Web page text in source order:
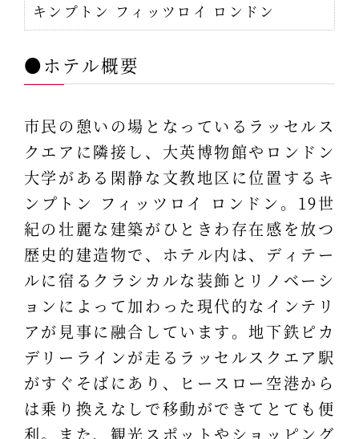
キンプトン フィッツロイ ロンドン
●ホテル概要
市民の憩いの場となっているラッセルス
クエアに隣接し、大英博物館やロンドン
大学がある閑静な文教地区に位置するキ
ンプトン フィッツロイ ロンドン。19世
紀の壮麗な建築がひときわ存在感を放つ
歴史的建造物で、ホテル内は、ディテー
ルに宿るクラシカルな装飾とリノベーシ
ョンによって加わった現代的なインテリ
アが見事に融合しています。地下鉄ピカ
デリーラインが走るラッセルスクエア駅
がすぐそばにあり、ヒースロー空港から
は乗り換えなしで移動ができてとても便
利。また、観光スポットやショッピング